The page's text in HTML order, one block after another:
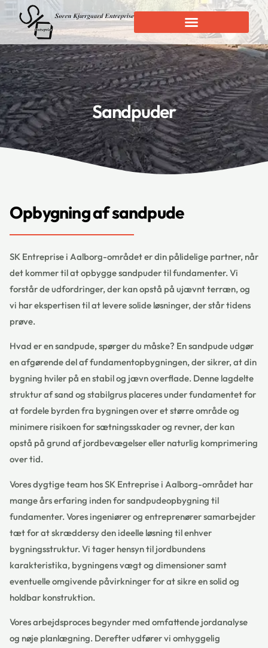
Sandpuder
Opbygning af sandpude
SK Entreprise i Aalborg-området er din pålidelige partner, når
det kommer til at opbygge sandpuder til fundamenter. Vi
forstår de udfordringer, der kan opstå på ujævnt terræn, og
vi har ekspertisen til at levere solide løsninger, der står tidens
prøve.
Hvad er en sandpude, spørger du måske? En sandpude udgør
en afgørende del af fundamentopbygningen, der sikrer, at din
bygning hviler på en stabil og jævn overflade. Denne lagdelte
struktur af sand og stabilgrus placeres under fundamentet for
at fordele byrden fra bygningen over et større område og
minimere risikoen for sætningsskader og revner, der kan
opstå på grund af jordbevægelser eller naturlig komprimering
over tid.
Vores dygtige team hos SK Entreprise i Aalborg-området har
mange års erfaring inden for sandpudeopbygning til
fundamenter. Vores ingeniører og entreprenører samarbejder
tæt for at skræddersy den ideelle løsning til enhver
bygningsstruktur. Vi tager hensyn til jordbundens
karakteristika, bygningens vægt og dimensioner samt
eventuelle omgivende påvirkninger for at sikre en solid og
holdbar konstruktion.
Vores arbejdsproces begynder med omfattende jordanalyse
og nøje planlægning. Derefter udfører vi omhyggelig